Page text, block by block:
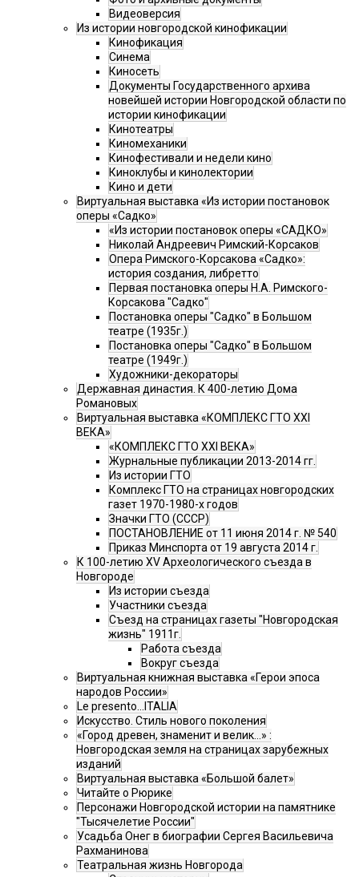
Видеоверсия
Из истории новгородской кинофикации
Кинофикация
Синема
Киносеть
Документы Государственного архива
новейшей истории Новгородской области по
истории кинофикации
Кинотеатры
Киномеханики
Кинофестивали и недели кино
Киноклубы и кинолектории
Кино и дети
Виртуальная выставка «Из истории постановок
оперы «Садко»
«Из истории постановок оперы «САДКО»
Николай Андреевич Римский-Корсаков
Опера Римского-Корсакова «Садко»:
история создания, либретто
Первая постановка оперы Н.А. Римского-
Корсакова "Садко"
Постановка оперы "Садко" в Большом
театре (1935г.)
Постановка оперы "Садко" в Большом
театре (1949г.)
Художники-декораторы
Державная династия. К 400-летию Дома
Романовых
Виртуальная выставка «КОМПЛЕКС ГТО XXI
ВЕКА»
«КОМПЛЕКС ГТО XXI ВЕКА»
Журнальные публикации 2013-2014 гг.
Из истории ГТО
Комплекс ГТО на страницах новгородских
газет 1970-1980-х годов
Значки ГТО (СССР)
ПОСТАНОВЛЕНИЕ от 11 июня 2014 г. № 540
Приказ Минспорта от 19 августа 2014 г.
К 100-летию XV Археологического съезда в
Новгороде
Из истории съезда
Участники съезда
Cъезд на страницах газеты "Новгородская
жизнь" 1911г.
Работа съезда
Вокруг съезда
Виртуальная книжная выставка «Герои эпоса
народов России»
Le presento...ITALIA
Искусство. Стиль нового поколения
«Город древен, знаменит и велик…» :
Новгородская земля на страницах зарубежных
изданий
Виртуальная выставка «Большой балет»
Читайте о Рюрике
Персонажи Новгородской истории на памятнике
"Тысячелетие России"
Усадьба Онег в биографии Сергея Васильевича
Рахманинова
Театральная жизнь Новгорода